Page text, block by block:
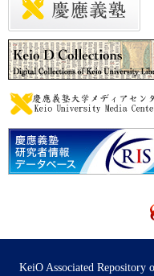
KeiO Associated Repository